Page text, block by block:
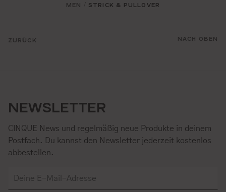
ZURÜCK
MEN STRICK & PULLOVER
NACH OBEN
NEWSLETTER
CINQUE News und regelmäßig neue Produkte in deinem
Postfach. Du kannst den Newsletter jederzeit kostenlos
abbestellen.